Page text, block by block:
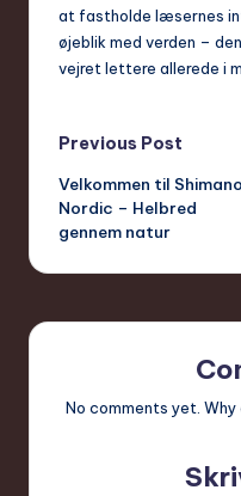
at fastholde læsernes
øjeblik med verden –
vejret lettere allerede i
Post
navigation
Previous Post
Velkommen til Shimano
Nordic – Helbred
gennem natur
No comments yet.